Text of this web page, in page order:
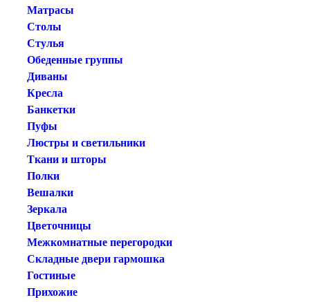
Матрасы
Столы
Стулья
Обеденные группы
Диваны
Кресла
Банкетки
Пуфы
Люстры и светильники
Ткани и шторы
Полки
Вешалки
Зеркала
Цветочницы
Межкомнатные перегородки
Складные двери гармошка
Гостиные
Прихожие